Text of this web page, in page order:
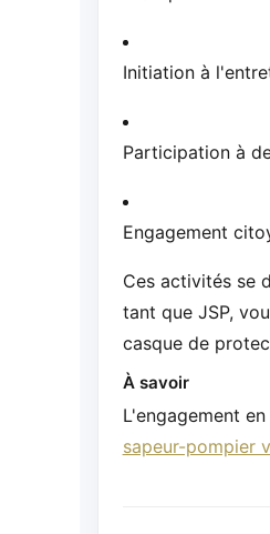
Initiation à
Participation à
Engagement
Ces activités se
tant que JSP,
casque de
À savoir
L'engagement
sapeur-pompier